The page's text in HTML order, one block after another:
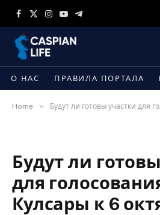
Facebook
X
Instagram
YouTubeTelegram
О НАС ПРАВИЛА ПОРТАЛА
Home » Будут ли готовы участки для
Будут ли
для
Кулсары к 6